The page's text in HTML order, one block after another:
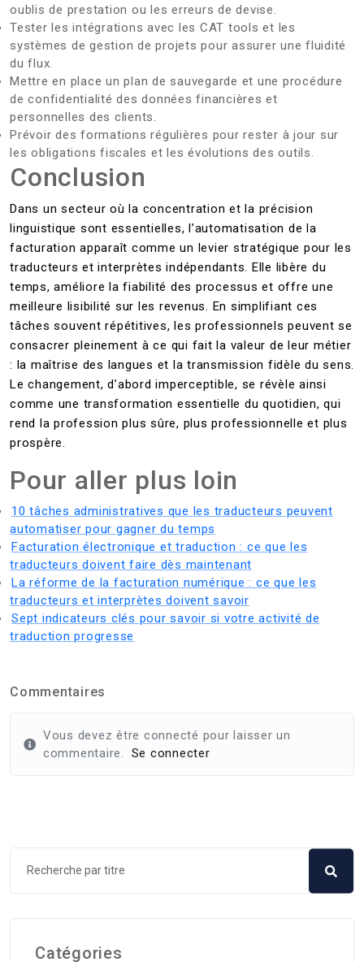
oublis de prestation ou les erreurs de devise.
Tester les intégrations avec les CAT tools et les
systèmes de gestion de projets pour assurer une fluidité
du flux.
Mettre en place un plan de sauvegarde et une procédure
de confidentialité des données financières et
personnelles des clients.
Prévoir des formations régulières pour rester à jour sur
les obligations fiscales et les évolutions des outils.
Conclusion
Dans un secteur où la concentration et la précision
linguistique sont essentielles, l’automatisation de la
facturation apparaît comme un levier stratégique pour les
traducteurs et interprètes indépendants. Elle libère du
temps, améliore la fiabilité des processus et offre une
meilleure lisibilité sur les revenus. En simplifiant ces
tâches souvent répétitives, les professionnels peuvent se
consacrer pleinement à ce qui fait la valeur de leur métier
: la maîtrise des langues et la transmission fidèle du sens.
Le changement, d’abord imperceptible, se révèle ainsi
comme une transformation essentielle du quotidien, qui
rend la profession plus sûre, plus professionnelle et plus
prospère.
Pour aller plus loin
10 tâches administratives que les traducteurs peuvent
automatiser pour gagner du temps
Facturation électronique et traduction : ce que les
traducteurs doivent faire dès maintenant
La réforme de la facturation numérique : ce que les
traducteurs et interprètes doivent savoir
Sept indicateurs clés pour savoir si votre activité de
traduction progresse
Commentaires
Vous devez être connecté pour laisser un
commentaire.
Se connecter
Catégories